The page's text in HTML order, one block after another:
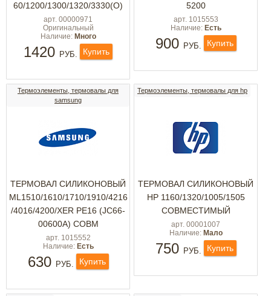
60/1200/1300/1320/3330(О)
арт. 00000971
Оригинальный
Наличие: Много
1420 РУБ. Купить
5200
арт. 1015553
Наличие: Есть
900 РУБ. Купить
Термоэлементы, термовалы для
samsung
ТЕРМОВАЛ СИЛИКОНОВЫЙ
ML1510/1610/1710/1910/4216
/4016/4200/XER PE16 (JC66-
00600A) СОВМ
арт. 1015552
Наличие: Есть
630 РУБ. Купить
Термоэлементы, термовалы для hp
ТЕРМОВАЛ СИЛИКОНОВЫЙ
HP 1160/1320/1005/1505
СОВМЕСТИМЫЙ
арт. 00001007
Наличие: Мало
750 РУБ. Купить